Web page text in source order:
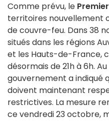
Comme prévu, le
territoires nouvellement
de couvre-feu. Dans 38
situés dans les régions
et les Hauts-de-France,
désormais de 21h à 6h.
gouvernement a indiqué
doivent maintenant
restrictives. La mesure
ce vendredi 23 octobre,